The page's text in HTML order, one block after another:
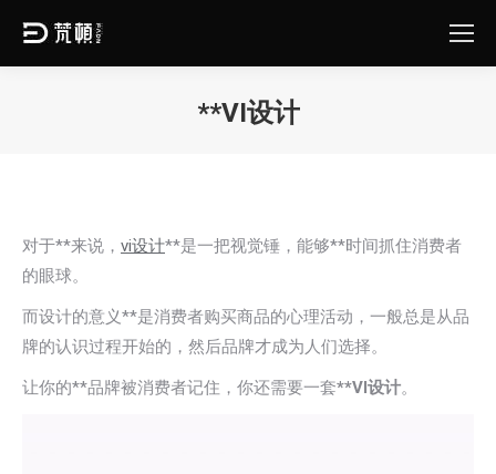
**VI设计
对于**来说， vi设计**是一把视觉锤，能够**时间抓住消费者
的眼球。
而设计的意义**是消费者购买商品的心理活动，一般总是从品
牌的认识过程开始的，然后品牌才成为人们选择。
让你的**品牌被消费者记住，你还需要一套**VI设计。